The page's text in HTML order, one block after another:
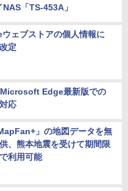
「TS-453A」
ェブストアの個人情報に
定
Edge最新版での
応
」の地図データを無
、熊本地震を受けて期間限
利用可能